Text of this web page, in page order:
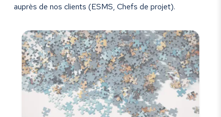
auprès de nos clients (ESMS, Chefs de projet).